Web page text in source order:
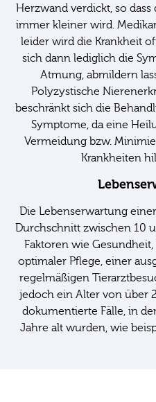
Herzwand verdickt, so
immer kleiner wird.
leider wird die Krankheit
sich dann lediglich die
Atmung, abmildern
Polyzystische
beschränkt sich die
Symptome, da eine
Vermeidung bzw.
Krankheiten
Die Lebenserwartung
Durchschnitt zwischen 10
Faktoren wie
optimaler Pflege, einer
regelmäßigen
jedoch ein Alter von über
dokumentierte Fälle, in
Jahre alt wurden, wie